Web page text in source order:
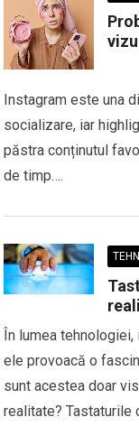
Instagram este una
socializare, iar
păstra conținutul
de timp….
În lumea
ele provoacă o
sunt acestea doar
realitate? Tastaturile